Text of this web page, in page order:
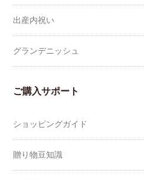
出産内祝い
グランデニッシュ
ご購入サポート
ショッピングガイド
贈り物豆知識